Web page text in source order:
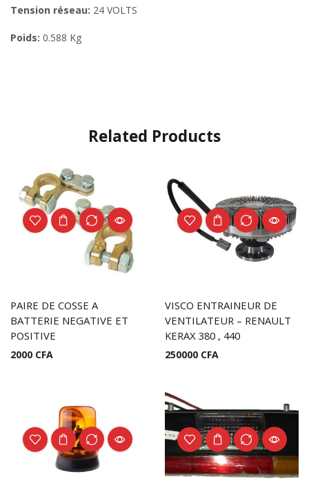
Tension réseau: 24 VOLTS
Poids: 0.588 Kg
Related Products
PAIRE DE COSSE A
BATTERIE NEGATIVE ET
POSITIVE
2000 CFA
VISCO ENTRAINEUR DE
VENTILATEUR – RENAULT
KERAX 380 , 440
250000 CFA